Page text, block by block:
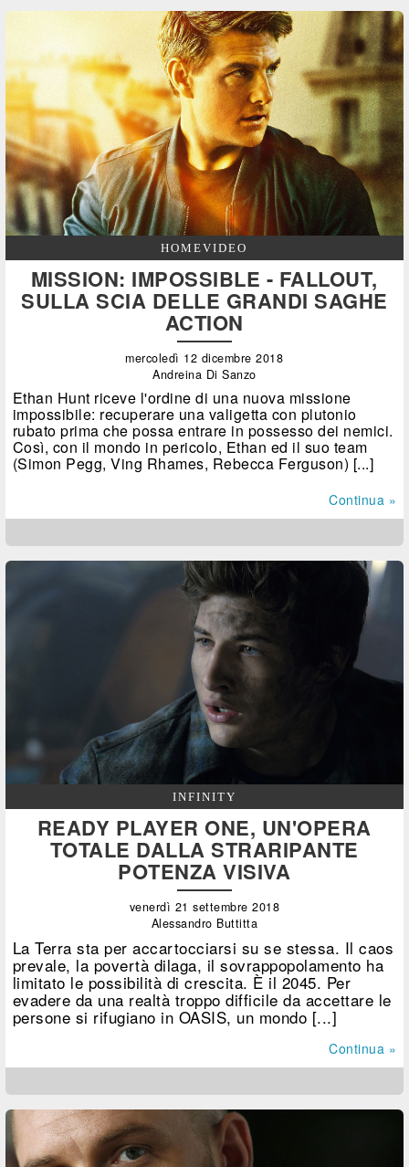
HOMEVIDEO
MISSION: IMPOSSIBLE - FALLOUT,
SULLA SCIA DELLE GRANDI SAGHE
ACTION
mercoledì 12 dicembre 2018
Andreina Di Sanzo
Ethan Hunt riceve l'ordine di una nuova missione
impossibile: recuperare una valigetta con plutonio
rubato prima che possa entrare in possesso dei nemici.
Così, con il mondo in pericolo, Ethan ed il suo team
(Simon Pegg, Ving Rhames, Rebecca Ferguson) [...]
Continua »
INFINITY
READY PLAYER ONE, UN'OPERA
TOTALE DALLA STRARIPANTE
POTENZA VISIVA
venerdì 21 settembre 2018
Alessandro Buttitta
La Terra sta per accartocciarsi su se stessa. Il caos
prevale, la povertà dilaga, il sovrappopolamento ha
limitato le possibilità di crescita. È il 2045. Per
evadere da una realtà troppo difficile da accettare le
persone si rifugiano in OASIS, un mondo [...]
Continua »